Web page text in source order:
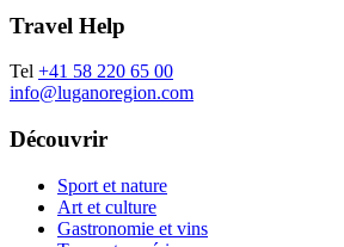
Travel Help
Tel +41 58 220 65 00
info@luganoregion.com
Découvrir
Sport et nature
Art et culture
Gastronomie et vins